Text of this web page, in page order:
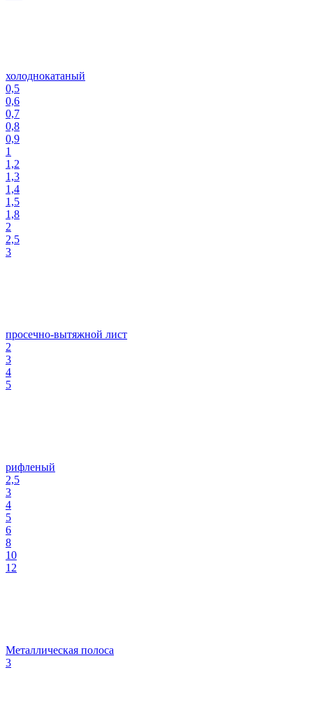
холоднокатаный
0,5
0,6
0,7
0,8
0,9
1
1,2
1,3
1,4
1,5
1,8
2
2,5
3
просечно-вытяжной лист
2
3
4
5
рифленый
2,5
3
4
5
6
8
10
12
Металлическая полоса
3